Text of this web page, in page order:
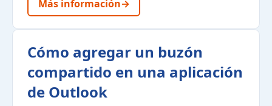
Más información→
Cómo agregar un buzón
compartido en una aplicación
de Outlook